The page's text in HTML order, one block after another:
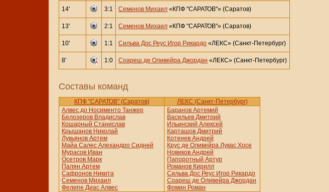
14' 3:1 Семенов Михаил «КПФ "САРАТОВ"» (Саратов)
13' 2:1 Семенов Михаил «КПФ "САРАТОВ"» (Саратов)
10' 1:1 Сильва Дос Реус Игор Рикардо «ЛЕКС» (Санкт-Петербург)
8' 1:0 Соареш де Оливейра Джордан «ЛЕКС» (Санкт-Петербург)
Составы команд
КПФ "САРАТОВ" (Саратов)
ЛЕКС (Санкт-Петербург)
Алвес до Носименто Танжер
Белозеров Владислав
Кошарный Станислав
Крышанов Николай
Лукьянов Артем
Майа Салес Алехандро Сидней
Мурасов Иван
Осетров Марк
Палян Артем
Сафронов Никита
Семенов Михаил
Фелипе Диас Алвес
Баранов Артемий
Васильев Дмитрий
Ильинский Алексей
Карташов Дмитрий
Котенев Андрей
Крус де Оливейра Лукас Хосе
Новиков Андрей
Папоротный Артур
Романов Кирилл
Сильва Дос Реус Игор Рикардо
Соареш де Оливейра Джордан
Фомин Роман